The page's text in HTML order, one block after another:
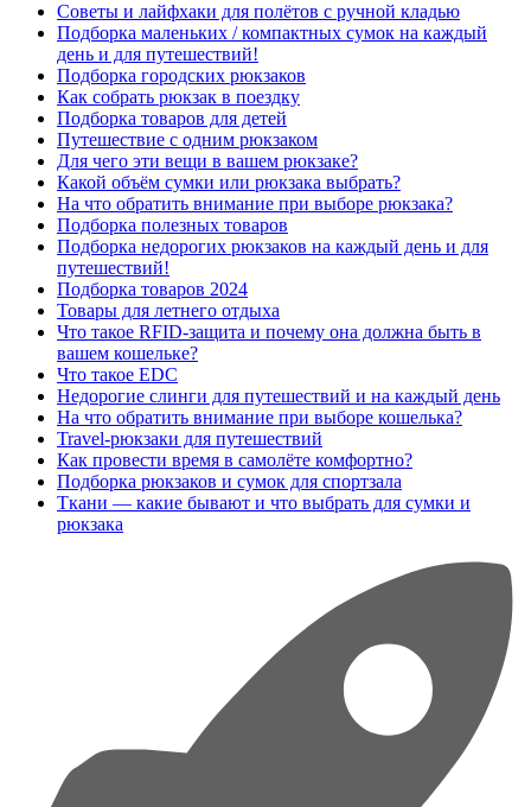
Советы и лайфхаки для полётов с ручной кладью
Подборка маленьких / компактных сумок на каждый
день и для путешествий!
Подборка городских рюкзаков
Как собрать рюкзак в поездку
Подборка товаров для детей
Путешествие с одним рюкзаком
Для чего эти вещи в вашем рюкзаке?
Какой объём сумки или рюкзака выбрать?
На что обратить внимание при выборе рюкзака?
Подборка полезных товаров
Подборка недорогих рюкзаков на каждый день и для
путешествий!
Подборка товаров 2024
Товары для летнего отдыха
Что такое RFID-защита и почему она должна быть в
вашем кошельке?
Что такое EDC
Недорогие слинги для путешествий и на каждый день
На что обратить внимание при выборе кошелька?
Travel-рюкзаки для путешествий
Как провести время в самолёте комфортно?
Подборка рюкзаков и сумок для спортзала
Ткани — какие бывают и что выбрать для сумки и
рюкзака